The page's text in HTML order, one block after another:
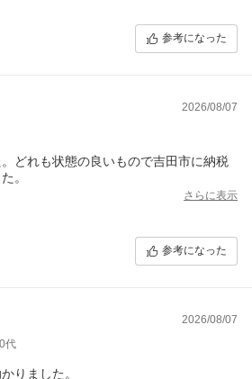
参考になった
2026/08/07
どれも状態の良いもので吉田市に納税
。
さらに表示
参考になった
2026/08/07
代
りました。